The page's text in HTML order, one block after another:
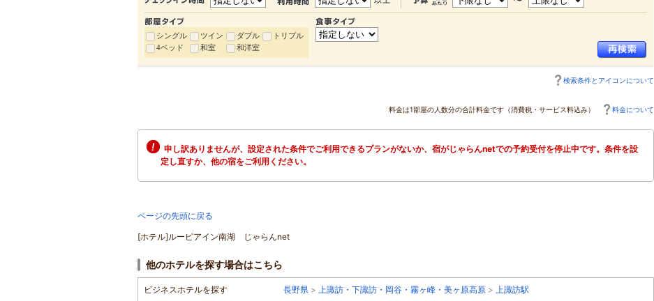
シングル ツイン ダブル
トリプル
4ベッド
和室 和洋室
検索条件とアイコンについて
料金は1部屋の人数分の合計料金です（消費税・サービス料込み） 料金について
申し訳ありませんが、設定された条件でご利用できるプランがないか、宿がじゃらんnetでの予約受付を停止中です。条件を設
定し直すか、他の宿をご利用ください。
ページの先頭に戻る
[ホテル]ルーピアイン南湖 じゃらんnet
他のホテルを探す場合はこちら
ビジネスホテルを探す 長野県 > 上諏訪・下諏訪・岡谷・霧ヶ峰・美ヶ原高原 > 上諏訪駅